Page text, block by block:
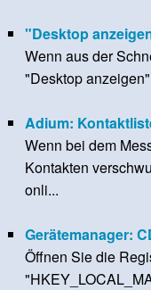
"Desktop
Wenn aus der
"Desktop
Adium:
Wenn bei dem
Kontakten
onli...
Gerätemanager:
Öffnen Sie die